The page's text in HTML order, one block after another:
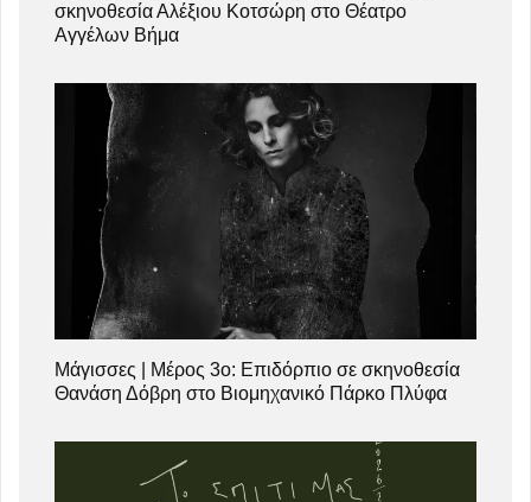
σκηνοθεσία Αλέξιου Κοτσώρη στο Θέατρο
Αγγέλων Βήμα
Μάγισσες | Μέρος 3ο: Επιδόρπιο σε σκηνοθεσία
Θανάση Δόβρη στο Βιομηχανικό Πάρκο Πλύφα